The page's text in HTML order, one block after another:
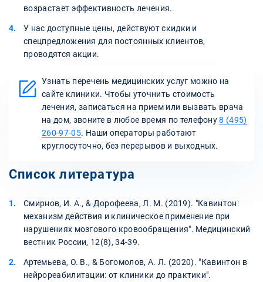
возрастает эффективность лечения.
У нас доступные цены, действуют скидки и
спецпредложения для постоянных клиентов,
проводятся акции.
Узнать перечень медицинских услуг можно на
сайте клиники. Чтобы уточнить стоимость
лечения, записаться на прием или вызвать врача
на дом, звоните в любое время по телефону8 (495)
260-97-05. Наши операторы работают
круглосуточно, без перерывов и выходных.
Список литература
Смирнов, И. А., & Дорофеева, Л. М. (2019). "Кавинтон:
механизм действия и клиническое применение при
нарушениях мозгового кровообращения". Медицинский
вестник России, 12(8), 34-39.
Артемьева, О. В., & Богомолов, А. Л. (2020). "Кавинтон в
нейрореабилитации: от клиники до практики".